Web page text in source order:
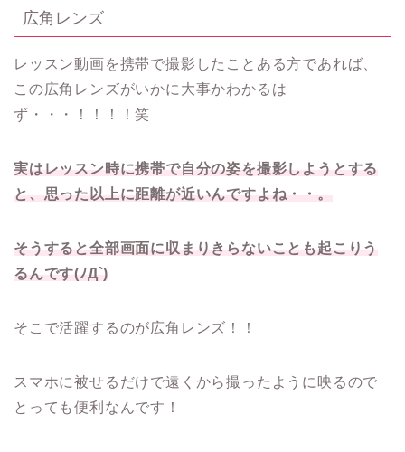
広角レンズ
レッスン動画を携帯で撮影したことある方であれば、
この広角レンズがいかに大事かわかるは
ず・・・！！！！笑
実はレッスン時に携帯で自分の姿を撮影しようとする
と、思った以上に距離が近いんですよね・・。
そうすると全部画面に収まりきらないことも起こりう
るんです(ﾉД`)
そこで活躍するのが広角レンズ！！
スマホに被せるだけで遠くから撮ったように映るので
とっても便利なんです！